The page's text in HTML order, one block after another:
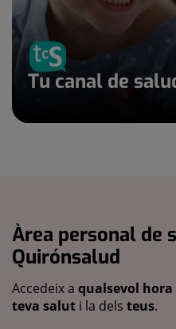
Tu canal de
Àrea personal de
Quirónsalud
Accedeix a qualsevol hora
teva salut i la dels teus.